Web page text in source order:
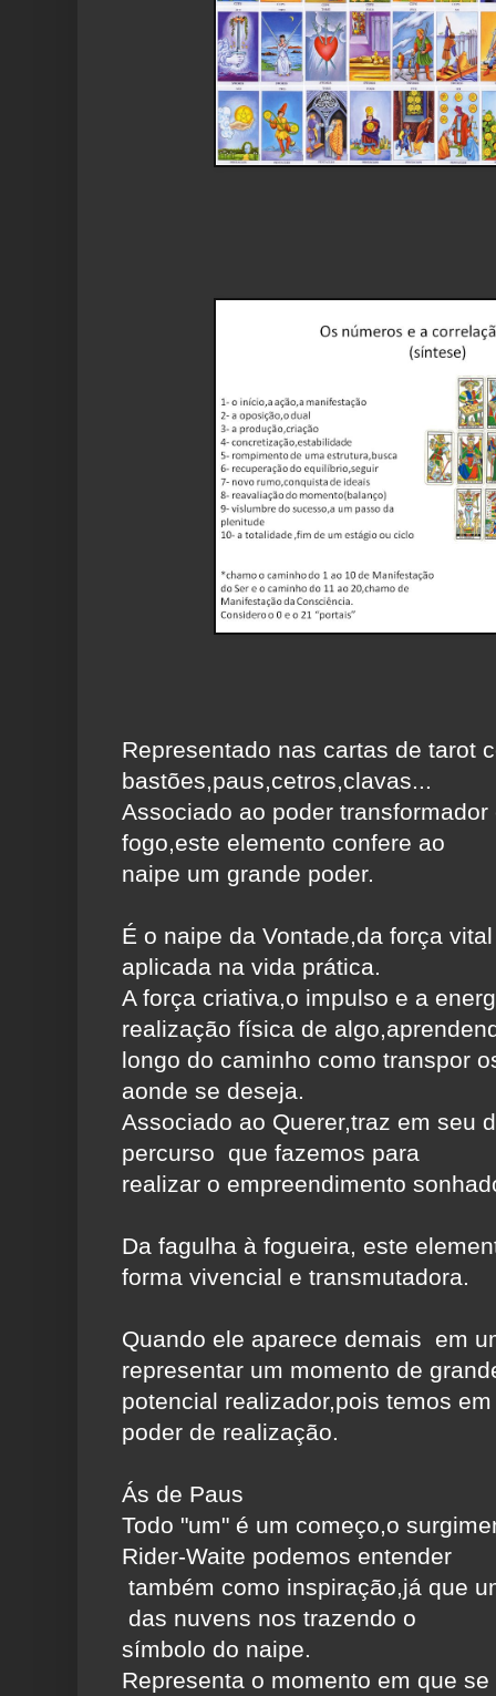
Representado nas cartas de tarot
bastões,paus,cetros,clavas...
Associado ao poder
fogo,este elemento confere ao
naipe um grande poder.
É o naipe da Vontade,da força
aplicada na vida prática.
A força criativa,o impulso e a
realização física de
longo do caminho como transpor
aonde se deseja.
Associado ao Querer,traz em seu
percurso que fazemos para
realizar o empreendimento
Da fagulha à fogueira, este
forma vivencial e transmutadora.
Quando ele aparece demais em
representar um momento de
potencial realizador,pois temos
poder de realização.
Ás de Paus
Todo "um" é um começo,o
Rider-Waite podemos entender
também como inspiração,já que
das nuvens nos trazendo o
símbolo do naipe.
Representa o momento em que